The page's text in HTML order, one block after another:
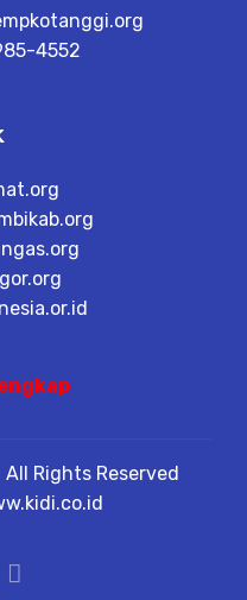
4552
Rights Reserved